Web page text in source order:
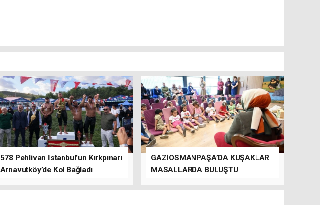
578 Pehlivan İstanbul’un Kırkpınarı
Arnavutköy’de Kol Bağladı
GAZİOSMANPAŞA’DA KUŞAKLAR
MASALLARDA BULUŞTU